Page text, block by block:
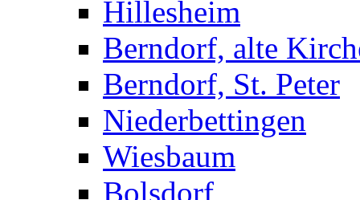
Hillesheim
Berndorf, alte
Berndorf, St. Peter
Niederbettingen
Wiesbaum
Bolsdorf